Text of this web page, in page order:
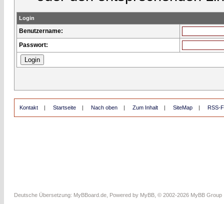
Login
Benutzername:
Passwort:
Kontakt | Startseite | Nach oben | Zum Inhalt | SiteMap | RSS-
Deutsche Übersetzung: MyBBoard.de , Powered by MyBB , © 2002-2026 MyBB Group